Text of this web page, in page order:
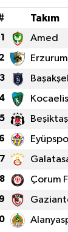
Takım
1 Amed
2
3
4
5 Beşiktaş
6
7
8 Çorum
9